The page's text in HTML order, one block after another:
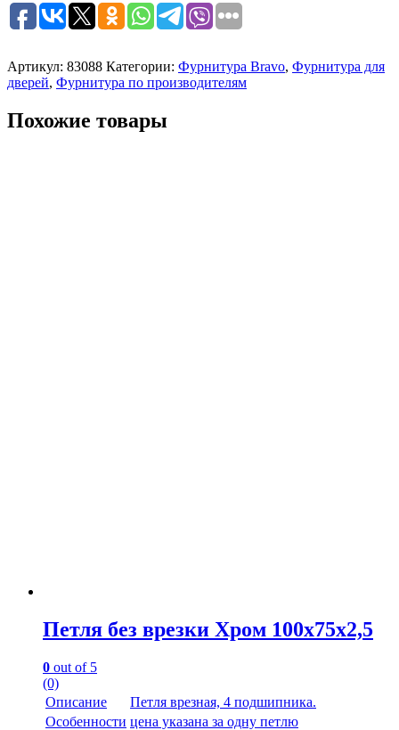
Артикул: 83088 Категории: Фурнитура Bravo, Фурнитура для
дверей, Фурнитура по производителям
Похожие товары
Петля без врезки Хром 100х75х2,5
0 out of 5
(0)
Описание
Петля врезная, 4 подшипника.
Особенности цена указана за одну петлю